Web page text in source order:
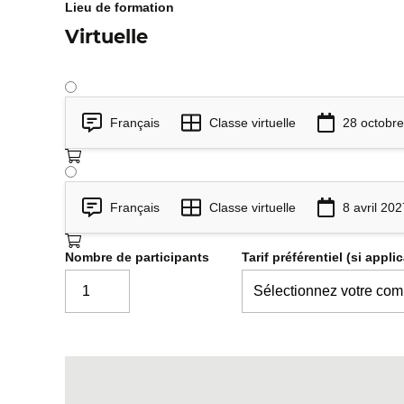
5
Finaliser la préparation des tests
Effectuer une revue de code
Participer à la revue des tests
Rapporter les résultats de
Produire un rapport d’avancement
Lieu de formation
Virtuelle
Français Classe virtuelle 28
Français Classe virtuelle 8 avril
Nombre de participants Tarif préférentiel (si